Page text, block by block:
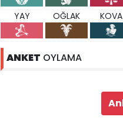
YAY OĞLAK KOVA
ANKET OYLAMA